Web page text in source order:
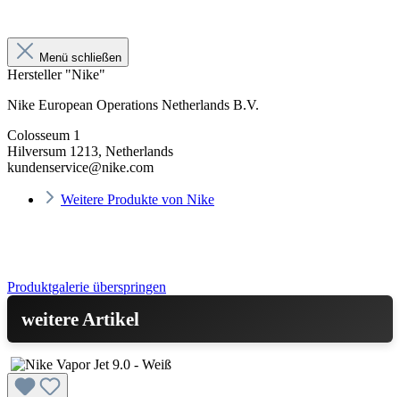
Menü schließen
Hersteller "Nike"
Nike European Operations Netherlands B.V.
Colosseum 1
Hilversum 1213, Netherlands
kundenservice@nike.com
Weitere Produkte von Nike
Produktgalerie überspringen
weitere Artikel